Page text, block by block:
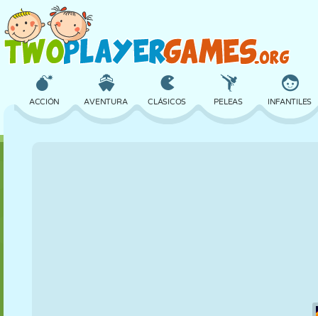
ACCIÓN AVENTURA CLÁSICOS PELEAS INFANTILES